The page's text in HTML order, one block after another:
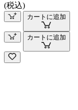
(税込)
カートに追加
カートに追加